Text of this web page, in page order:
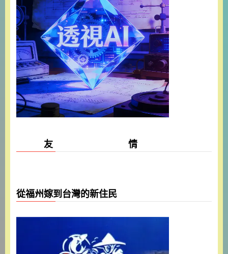
友 情
從福州嫁到台灣的新住民